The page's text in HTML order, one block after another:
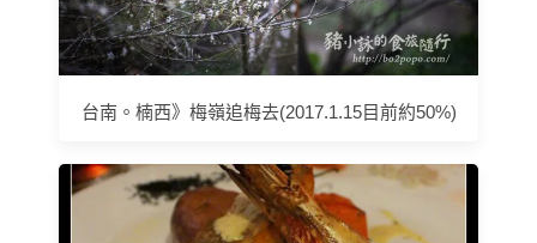
台南。楠西》梅嶺追梅去(2017.1.15目前約50%)